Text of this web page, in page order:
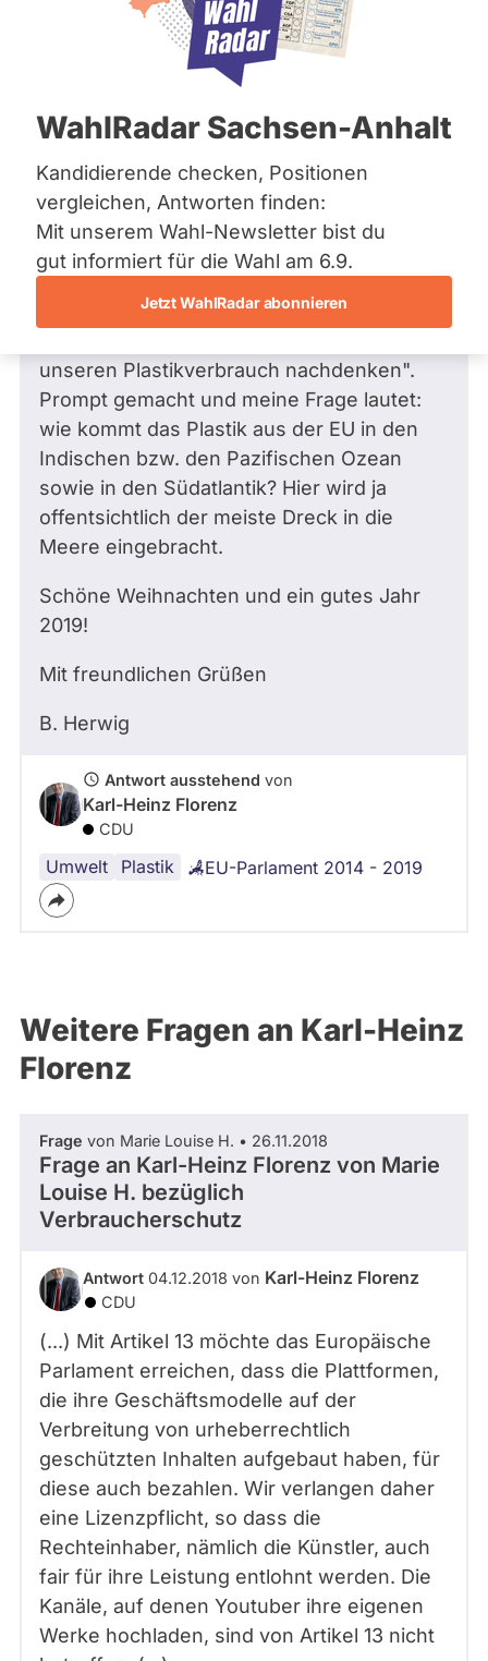
Bremen
Hamburg
Mecklenburg-Vorpommern
Nordrhein-Westfalen
Saarland
Sachsen
Sachsen-Anhalt
Sachsen-Anhalt
Schleswig-Holstein
Thüringen
Archiv
Über uns
WahlRadar Sachsen-Anhalt
Kandidierende checken, Positionen
vergleichen, Antworten finden:
Mit unserem Wahl-Newsletter bist du
gut informiert für die Wahl am 6.9.
Jetzt WahlRadar abonnieren
weil
keine
aktive
19.12.2018
Frage an Karl-Heinz Florenz vonBernd
H.bezüglich Umwelt
Sehr geehrter Herr Florenz,
ich versuche schon seit langer Zeit so
umweltfreundlich wie möglich zu sein und
habe soeben Ihre Stellungnahme bezüglich
der neuen EU- Plastikgesetzgebung
unseren Plastikverbrauch nachdenken".
Prompt gemacht und meine Frage lautet:
wie kommt das Plastik aus der EU in den
Indischen bzw. den Pazifischen Ozean
sowie in den Südatlantik? Hier wird ja
offentsichtlich der meiste Dreck in die
Meere eingebracht.
Schöne Weihnachten und ein gutes Jahr
2019!
Mit freundlichen Grüßen
B. Herwig
Antwort ausstehend von
Karl-Heinz Florenz
CDU
Umwelt Plastik EU-Parlament 2014 - 2019
Weitere Fragen an Karl-Heinz
Florenz
Frage von Marie Louise H. • 26.11.2018
Frage an Karl-Heinz Florenz von Marie
Louise H. bezüglich
Verbraucherschutz
Antwort 04.12.2018 von Karl-Heinz Florenz
CDU
(...) Mit Artikel 13 möchte das Europäische
Parlament erreichen, dass die Plattformen,
die ihre Geschäftsmodelle auf der
Verbreitung von urheberrechtlich
geschützten Inhalten aufgebaut haben, für
diese auch bezahlen. Wir verlangen daher
eine Lizenzpflicht, so dass die
Rechteinhaber, nämlich die Künstler, auch
fair für ihre Leistung entlohnt werden. Die
Kanäle, auf denen Youtuber ihre eigenen
Werke hochladen, sind von Artikel 13 nicht